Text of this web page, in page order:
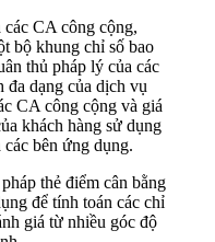
các CA công cộng,
bộ khung chỉ số bao
thủ pháp lý của các
dạng của dịch vụ
CA công cộng và giá
khách hàng sử dụng
bên ứng dụng.
thẻ điểm cân bằng
để tính toán các chỉ
giá từ nhiều góc độ